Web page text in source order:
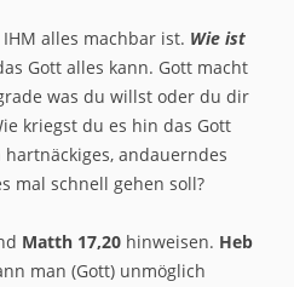
alles machbar ist. Wie ist
Gott alles kann. Gott macht
was du willst oder du dir
kriegst du es hin das Gott
andauerndes
mal schnell gehen soll?
Matth 17,20 hinweisen. Heb
man (Gott) unmöglich